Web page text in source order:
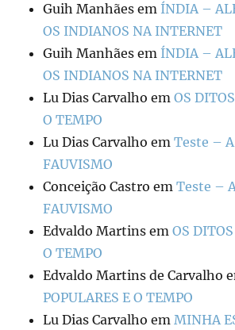
Guih Manhães em ÍNDIA –
OS INDIANOS NA INTERNET
Guih Manhães em ÍNDIA –
OS INDIANOS NA INTERNET
Lu Dias Carvalho emOS
O TEMPO
Lu Dias Carvalho emTeste – A
FAUVISMO
Conceição Castro emTeste –
FAUVISMO
Edvaldo Martins emOS
O TEMPO
Edvaldo Martins de Carvalho
POPULARES E O TEMPO
Lu Dias Carvalho emMINHA